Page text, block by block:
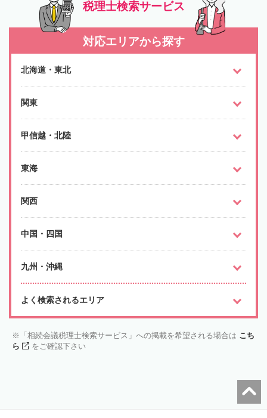
税理士検索サービス
対応エリアから探す
北海道・東北
関東
甲信越・北陸
東海
関西
中国・四国
九州・沖縄
よく検索されるエリア
「相続会議税理士検索サービス」への掲載を希望される場合は こち
ら
をご確認下さい